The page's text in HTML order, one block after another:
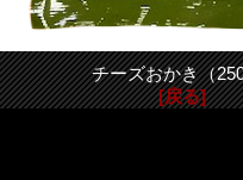
チーズおかき（
[戻る]